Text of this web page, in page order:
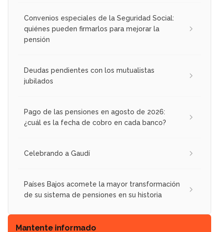
Convenios especiales de la Seguridad Social:
quiénes pueden firmarlos para mejorar la
pensión
Deudas pendientes con los mutualistas
jubilados
Pago de las pensiones en agosto de 2026:
¿cuál es la fecha de cobro en cada banco?
Celebrando a Gaudí
Países Bajos acomete la mayor transformación
de su sistema de pensiones en su historia
Mantente informado